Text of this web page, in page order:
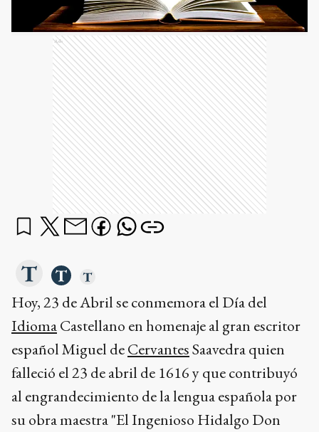
Ads
Hoy, 23 de Abril se conmemora el Día del
IdiomaCastellano en homenaje al gran escritor
español Miguel deCervantesSaavedra quien
falleció el 23 de abril de 1616 y que contribuyó
al engrandecimiento de la lengua española por
su obra maestra "El Ingenioso Hidalgo Don